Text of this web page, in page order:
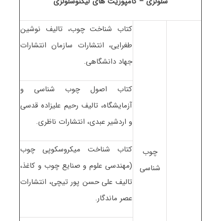
چوب
شناسی
کتاب شناخت چوب، تالیف نوشین
طغرایی، انتشارات سازمان انتشارات
جهاد دانشگاهی.
کتاب اصول چوب شناسی و
آزمایشگاه، تالیف رحیم علیزاده قدسی
و اردشیر عبدی، انتشارات ناظری.
کتاب شناخت میکروسکوپی چوب
(مهندسی علوم و صنایع چوب و کاغذ،
تالیف علی حسن پور تیچی، انتشارات
عصر ماندگار.